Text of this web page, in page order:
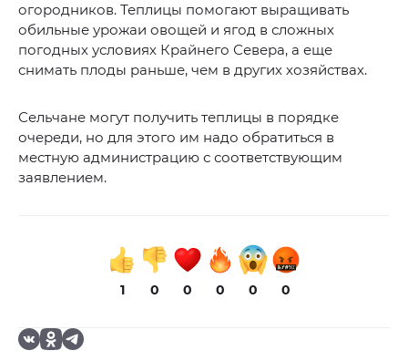
огородников. Теплицы помогают выращивать
обильные урожаи овощей и ягод в сложных
погодных условиях Крайнего Севера, а еще
снимать плоды раньше, чем в других хозяйствах.
Сельчане могут получить теплицы в порядке
очереди, но для этого им надо обратиться в
местную администрацию с соответствующим
заявлением.
1 0 0 0 0 0